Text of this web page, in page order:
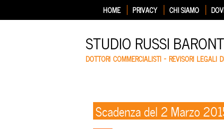
HOME PRIVACY CHI SIAMO
STUDIO RUSSI
DOTTORI COMMERCIALISTI – REVISORI LEGALI
Scadenza del 2 Marzo